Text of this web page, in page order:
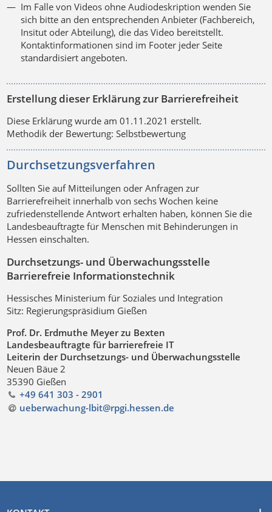
Im Falle von Videos ohne Audiodeskription wenden Sie
sich bitte an den entsprechenden Anbieter (Fachbereich,
Insitut oder Abteilung), die das Video bereitstellt.
Kontaktinformationen sind im Footer jeder Seite
standardisiert angeboten.
Erstellung dieser Erklärung zur Barrierefreiheit
Diese Erklärung wurde am 01.11.2021 erstellt.
Methodik der Bewertung: Selbstbewertung
Durchsetzungsverfahren
Sollten Sie auf Mitteilungen oder Anfragen zur
Barrierefreiheit innerhalb von sechs Wochen keine
zufriedenstellende Antwort erhalten haben, können Sie die
Landesbeauftragte für Menschen mit Behinderungen in
Hessen einschalten.
Durchsetzungs- und Überwachungsstelle
Barrierefreie Informationstechnik
Hessisches Ministerium für Soziales und Integration
Sitz: Regierungspräsidium Gießen
Prof. Dr. Erdmuthe Meyer zu Bexten
Landesbeauftragte für barrierefreie IT
Leiterin der Durchsetzungs- und Überwachungsstelle
Neuen Bäue 2
35390 Gießen
+49 641 303 - 2901
ueberwachung-lbit@rpgi.hessen.de